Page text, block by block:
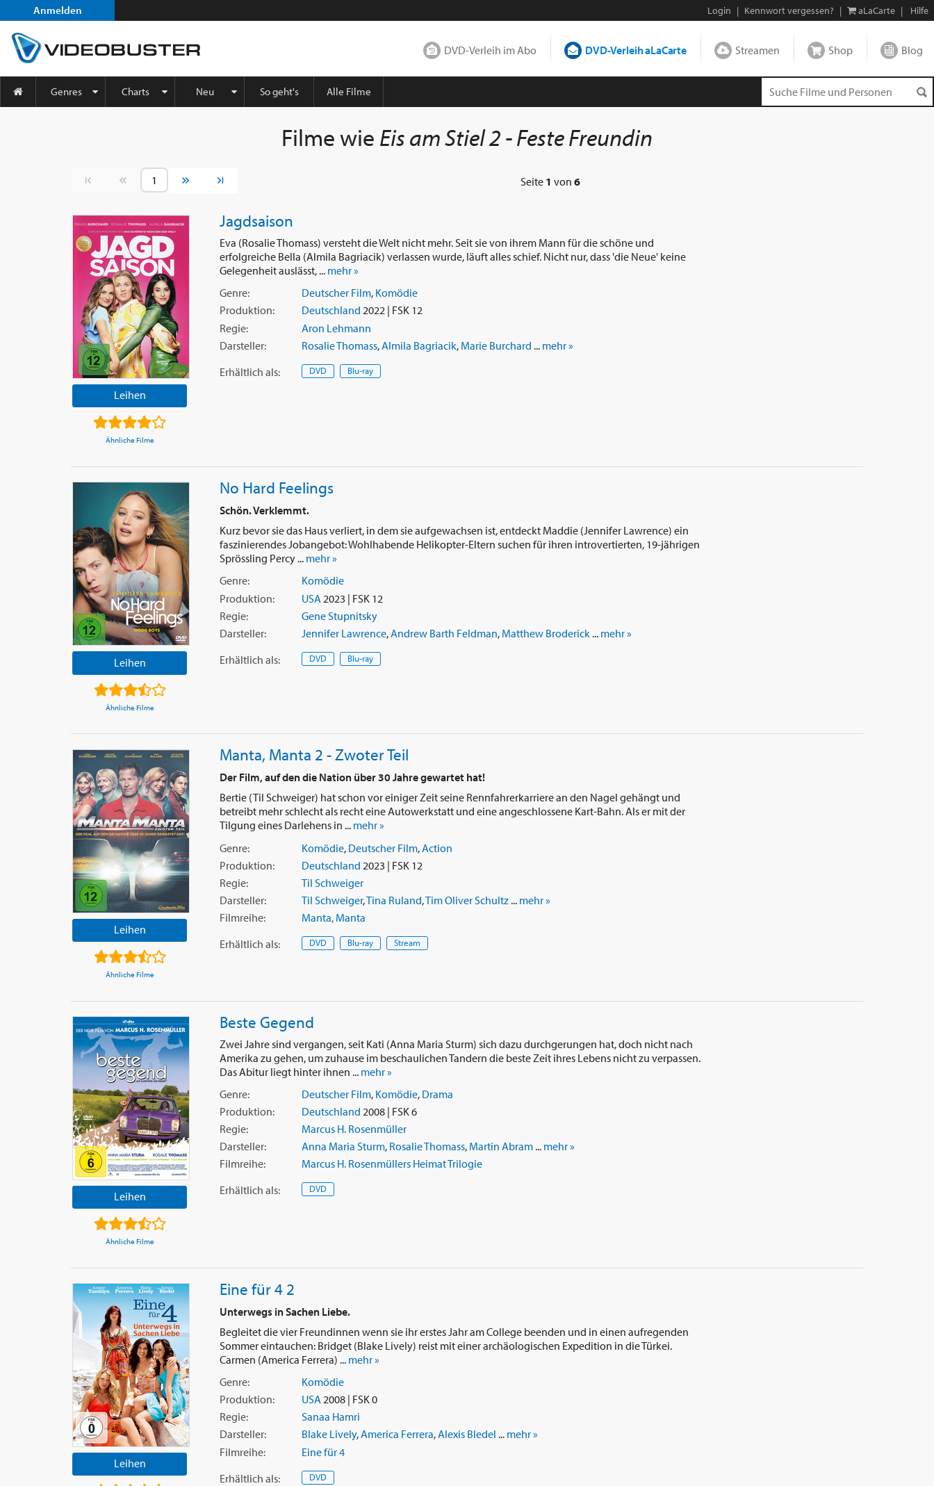
Anmelden Login | Kennwort vergessen? | aLaCarte | Hilfe
DVD-Verleih im Abo DVD-Verleih aLaCarte Streamen Shop Blog
Genres Charts Neu So geht's Alle Filme
Filme wie Eis am Stiel 2 - Feste Freundin
Vorherige Seite Nächste Seite Seite 1 von 6
Leihen
Ähnliche Filme
Jagdsaison
Eva (Rosalie Thomass) versteht die Welt nicht mehr. Seit sie von ihrem Mann für die schöne und
erfolgreiche Bella (Almila Bagriacik) verlassen wurde, läuft alles schief. Nicht nur, dass 'die Neue' keine
Gelegenheit auslässt, ... mehr »
Genre:
Deutscher Film, Komödie
Produktion:
Deutschland 2022 | FSK 12
Regie:
Aron Lehmann
Darsteller:
Rosalie Thomass,Almila Bagriacik, Marie Burchard ... mehr »
Erhältlich als: DVD Blu-ray
Leihen
Ähnliche Filme
No Hard Feelings
Schön. Verklemmt.
Kurz bevor sie das Haus verliert, in dem sie aufgewachsen ist, entdeckt Maddie (Jennifer Lawrence) ein
faszinierendes Jobangebot: Wohlhabende Helikopter-Eltern suchen für ihren introvertierten, 19-jährigen
Sprössling Percy ... mehr »
Genre:
Komödie
Produktion:
USA 2023 | FSK 12
Regie:
Gene Stupnitsky
Darsteller:
Jennifer Lawrence,Andrew Barth Feldman, Matthew Broderick ... mehr »
Erhältlich als: DVD Blu-ray
Leihen
Ähnliche Filme
Manta, Manta 2 - Zwoter Teil
Der Film, auf den die Nation über 30 Jahre gewartet hat!
Bertie (Til Schweiger) hat schon vor einiger Zeit seine Rennfahrerkarriere an den Nagel gehängt und
betreibt mehr schlecht als recht eine Autowerkstatt und eine angeschlossene Kart-Bahn. Als er mit der
Tilgung eines Darlehens in ... mehr »
Genre:
Komödie, Deutscher Film,Action
Produktion:
Deutschland 2023 | FSK 12
Regie:
Til Schweiger
Darsteller:
Til Schweiger,Tina Ruland,Tim Oliver Schultz... mehr »
Filmreihe:
Manta, Manta
Erhältlich als: DVD Blu-ray Stream
Leihen
Ähnliche Filme
Beste Gegend
Zwei Jahre sind vergangen, seit Kati (Anna Maria Sturm) sich dazu durchgerungen hat, doch nicht nach
Amerika zu gehen, um zuhause im beschaulichen Tandern die beste Zeit ihres Lebens nicht zu verpassen.
Das Abitur liegt hinter ihnen ... mehr »
Genre:
Deutscher Film, Komödie, Drama
Produktion:
Deutschland 2008 | FSK 6
Regie:
Marcus H. Rosenmüller
Darsteller:
Anna Maria Sturm, Rosalie Thomass, Martin Abram... mehr »
Filmreihe:
Marcus H. Rosenmüllers Heimat Trilogie
Erhältlich als: DVD
Leihen
Eine für 4 2
Unterwegs in Sachen Liebe.
Begleitet die vier Freundinnen wenn sie ihr erstes Jahr am College beenden und in einen aufregenden
Sommer eintauchen: Bridget (Blake Lively) reist mit einer archäologischen Expedition in die Türkei.
Carmen (America Ferrera) ... mehr »
Genre:
Komödie
Produktion:
USA2008 | FSK 0
Regie:
Sanaa Hamri
Darsteller:
Blake Lively,America Ferrera,Alexis Bledel ... mehr »
Filmreihe:
Eine für 4
Erhältlich als: DVD